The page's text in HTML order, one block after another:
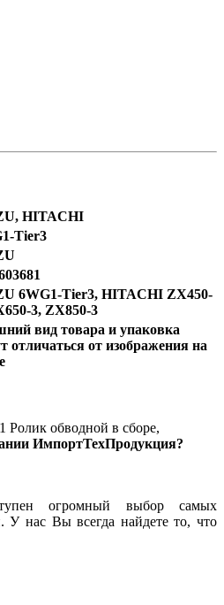
HITACHI
Tier3
6WG1-Tier3, HITACHI ZX450-
3, ZX850-3
вид товара и упаковка
отличаться от изображения на
Ролик обводной в сборе,
ИмпортТехПродукция?
огромный выбор самых
У нас Вы всегда найдете то, что